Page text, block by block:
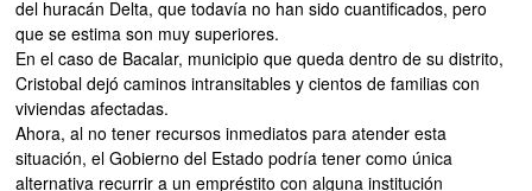
del huracán Delta, que todavía no han sido cuantificados, pero
que se estima son muy superiores.
En el caso de Bacalar, municipio que queda dentro de su distrito,
Cristobal dejó caminos intransitables y cientos de familias con
viviendas afectadas.
Ahora, al no tener recursos inmediatos para atender esta
situación, el Gobierno del Estado podría tener como única
alternativa recurrir a un empréstito con alguna institución